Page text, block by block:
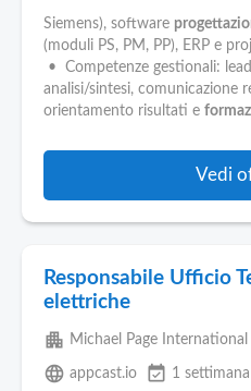
Pubblica
Offerte
Aziende
Siemens), software
(moduli PS, PM, PP), ERP e
• Competenze gestionali:
analisi/sintesi, comunicazione
orientamento risultati e
Vedi
Responsabile Ufficio
elettriche
apartment Michael Page International
language appcast.io event_available 1